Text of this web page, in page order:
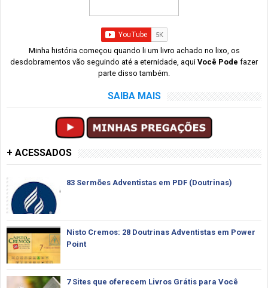
Minha história começou quando li um livro achado no lixo, os
desdobramentos vão seguindo até a eternidade, aqui Você Pode fazer
parte disso também.
SAIBA MAIS
+ ACESSADOS
83 Sermões Adventistas em PDF (Doutrinas)
Nisto Cremos: 28 Doutrinas Adventistas em Power
Point
7 Sites que oferecem Livros Grátis para Você